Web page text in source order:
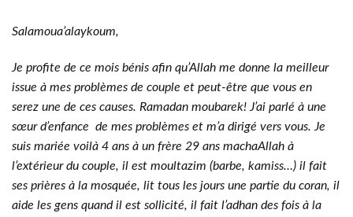
Salamoua’alaykoum,
Je profite de ce mois bénis afin qu’Allah me donne la meilleur
issue à mes problèmes de couple et peut-être que vous en
serez une de ces causes. Ramadan moubarek! J’ai parlé à une
sœur d’enfance de mes problèmes et m’a dirigé vers vous. Je
suis mariée voilà 4 ans à un frère 29 ans machaAllah à
l’extérieur du couple, il est moultazim (barbe, kamiss…) il fait
ses prières à la mosquée, lit tous les jours une partie du coran, il
aide les gens quand il est sollicité, il fait l’adhan des fois à la